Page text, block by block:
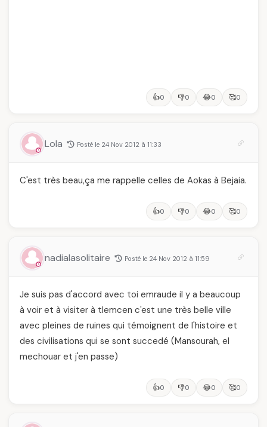
👍0 👎0 😂0 🥰0
Lola Posté le 24 Nov 2012 à 11:33
C'est très beau,ça me rappelle celles de Aokas à Bejaia.
👍0 👎0 😂0 🥰0
nadialasolitaire Posté le 24 Nov 2012 à 11:59
Je suis pas d'accord avec toi emraude il y a beaucoup
à voir et à visiter à tlemcen c'est une très belle ville
avec pleines de ruines qui témoignent de l'histoire et
des civilisations qui se sont succedé (Mansourah, el
mechouar et j'en passe)
👍0 👎0 😂0 🥰0